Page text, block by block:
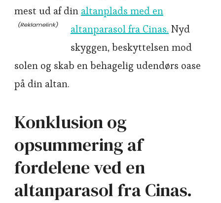
mest ud af din altanplads med en
altanparasol fra Cinas. Nyd
skyggen, beskyttelsen mod
solen og skab en behagelig udendørs oase
på din altan.
Konklusion og
opsummering af
fordelene ved en
altanparasol fra Cinas.